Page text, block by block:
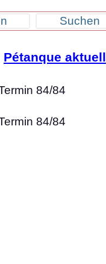
Suchen
Pétanque aktuell
84/84
84/84